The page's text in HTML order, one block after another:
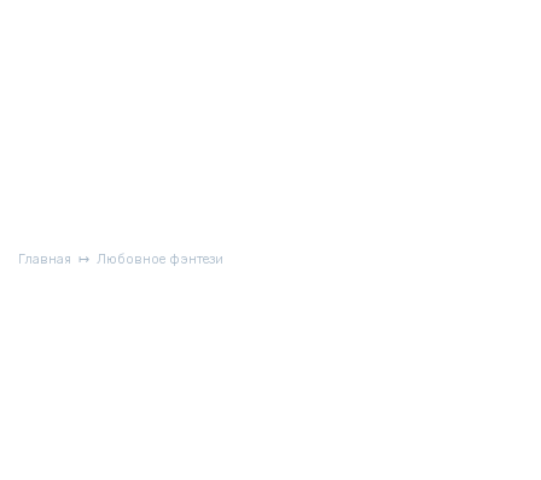
Главная Любовное фэнтези